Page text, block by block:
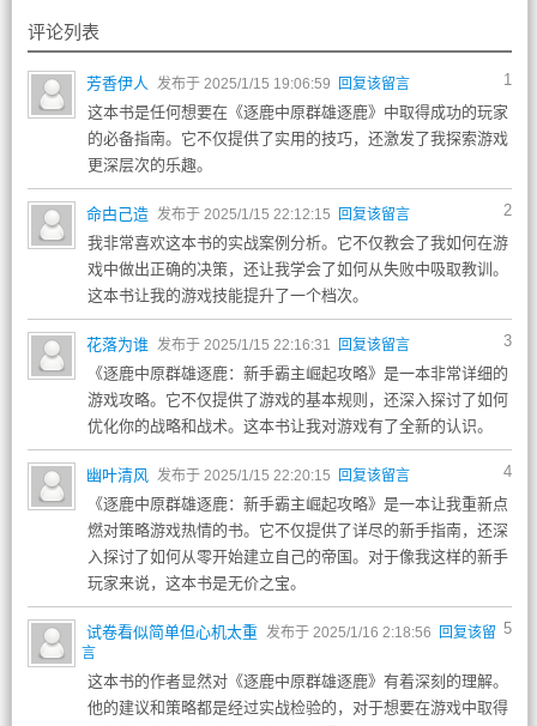
评论列表
1
芳香伊人 发布于 2025/1/15 19:06:59 回复该留言
这本书是任何想要在《逐鹿中原群雄逐鹿》中取得成功的玩家
的必备指南。它不仅提供了实用的技巧，还激发了我探索游戏
更深层次的乐趣。
2
命甴己造 发布于 2025/1/15 22:12:15 回复该留言
我非常喜欢这本书的实战案例分析。它不仅教会了我如何在游
戏中做出正确的决策，还让我学会了如何从失败中吸取教训。
这本书让我的游戏技能提升了一个档次。
3
花落为谁 发布于 2025/1/15 22:16:31 回复该留言
《逐鹿中原群雄逐鹿：新手霸主崛起攻略》是一本非常详细的
游戏攻略。它不仅提供了游戏的基本规则，还深入探讨了如何
优化你的战略和战术。这本书让我对游戏有了全新的认识。
4
幽叶清风 发布于 2025/1/15 22:20:15 回复该留言
《逐鹿中原群雄逐鹿：新手霸主崛起攻略》是一本让我重新点
燃对策略游戏热情的书。它不仅提供了详尽的新手指南，还深
入探讨了如何从零开始建立自己的帝国。对于像我这样的新手
玩家来说，这本书是无价之宝。
5
试卷看似简单但心机太重 发布于 2025/1/16 2:18:56 回复该留
言
这本书的作者显然对《逐鹿中原群雄逐鹿》有着深刻的理解。
他的建议和策略都是经过实战检验的，对于想要在游戏中取得